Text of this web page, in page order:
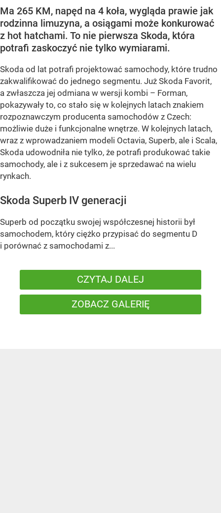
Ma 265 KM, napęd na 4 koła, wygląda prawie jak
rodzinna limuzyna, a osiągami może konkurować
z hot hatchami. To nie pierwsza Skoda, która
potrafi zaskoczyć nie tylko wymiarami.
Skoda od lat potrafi projektować samochody, które trudno
zakwalifikować do jednego segmentu. Już Skoda Favorit,
a zwłaszcza jej odmiana w wersji kombi – Forman,
pokazywały to, co stało się w kolejnych latach znakiem
rozpoznawczym producenta samochodów z Czech:
możliwie duże i funkcjonalne wnętrze. W kolejnych latach,
wraz z wprowadzaniem modeli Octavia, Superb, ale i Scala,
Skoda udowodniła nie tylko, że potrafi produkować takie
samochody, ale i z sukcesem je sprzedawać na wielu
rynkach.
Skoda Superb IV generacji
Superb od początku swojej współczesnej historii był
samochodem, który ciężko przypisać do segmentu D
i porównać z samochodami z...
CZYTAJ DALEJ
ZOBACZ GALERIĘ